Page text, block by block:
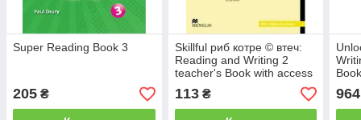
Super Reading Book 3
205 ₴
Skillful риб котре © втеч:
Reading and Writing 2
teacher's Book with access
Digibook
113₴ 964